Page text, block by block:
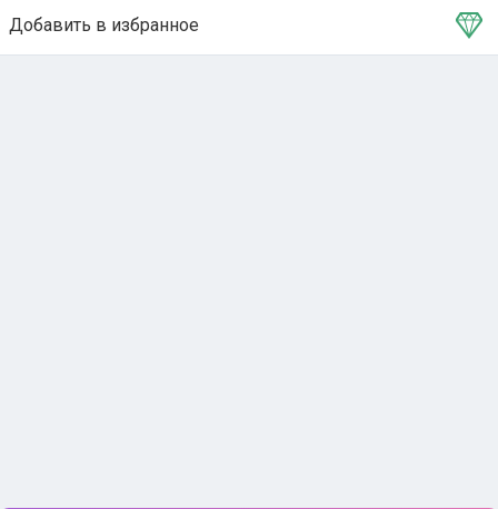
Добавить в избранное
Тема в избранном